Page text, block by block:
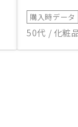
購入時データ
50代 / 化粧